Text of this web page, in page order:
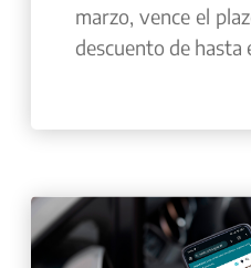
marzo, vence el
descuento de hasta